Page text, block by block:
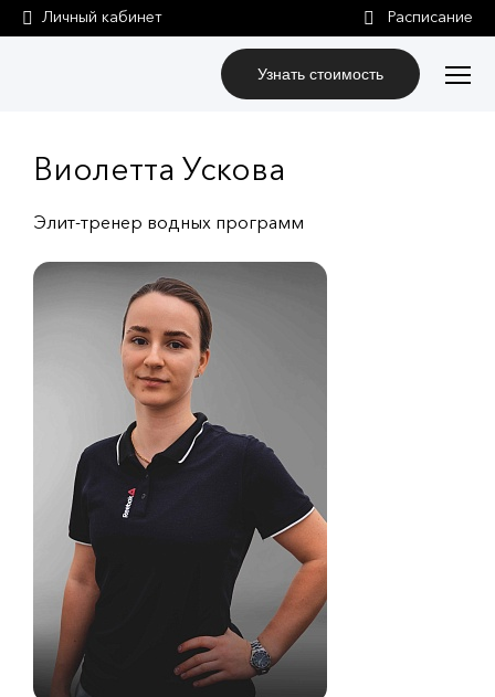
Личный кабинет
Узнать стоимость
Виолетта Ускова
Элит-тренер водных программ